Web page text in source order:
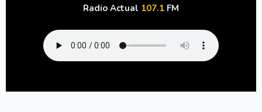
Radio Actual 107.1 FM